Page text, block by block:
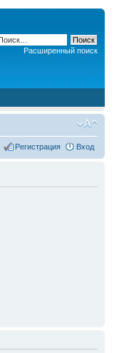
Расширенный поиск
Регистрация Вход